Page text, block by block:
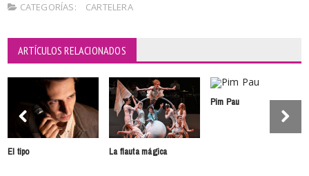
CATEGORÍAS: CARTELERA
ARTÍCULOS RELACIONADOS
El tipo La flauta mágica
Pim Pau